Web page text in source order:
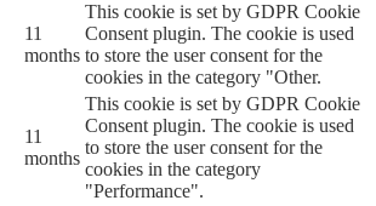
11
months
This cookie is set by GDPR Cookie
Consent plugin. The cookie is used
to store the user consent for the
cookies in the category "Other.
11
months
This cookie is set by GDPR Cookie
Consent plugin. The cookie is used
to store the user consent for the
cookies in the category
"Performance".